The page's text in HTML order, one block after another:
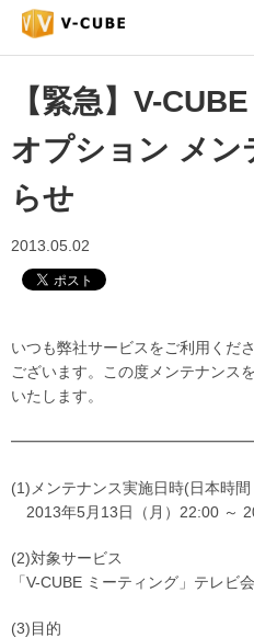
【緊急】V-
オプション メン
らせ
2013.05.02
いつも弊社サービスをご利用くだ
ございます。この度メンテナンス
いたします。
(1)メンテナンス実施日時(日本時
2013年5月13日（月）22:00 ～
(2)対象サービス
「V-CUBE ミーティング」テレビ
(3)目的